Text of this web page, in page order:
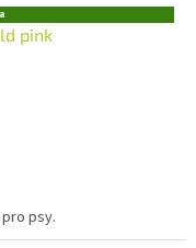
pink
psy.